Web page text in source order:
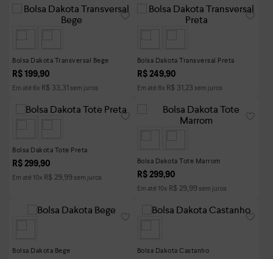
Bolsa Dakota Transversal Bege
R$ 199,90
Em até 6x R$ 33,31 sem juros
Bolsa Dakota Transversal Preta
R$ 249,90
Em até 8x R$ 31,23 sem juros
Bolsa Dakota Tote Preta
R$ 299,90
Em até 10x R$ 29,99 sem juros
Bolsa Dakota Tote Marrom
R$ 299,90
Em até 10x R$ 29,99 sem juros
Bolsa Dakota Bege
Bolsa Dakota Castanho